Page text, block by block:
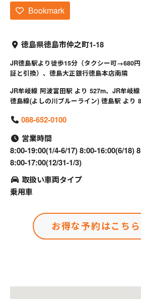
Bookmark
徳島県徳島市仲之町1-18
JR徳島駅より徒歩15分（タクシー可→680
証と引換）、徳島大正銀行徳島本店南隣
JR牟岐線 阿波富田駅 より 527m、JR牟岐
徳島線(よしの川ブルーライン) 徳島駅 より
088-652-0100
営業時間
8:00-19:00(1/4-6/17) 8:00-16:00(6/18)
8:00-17:00(12/31-1/3)
取扱い車両タイプ
乗用車
お得な予約はこちら